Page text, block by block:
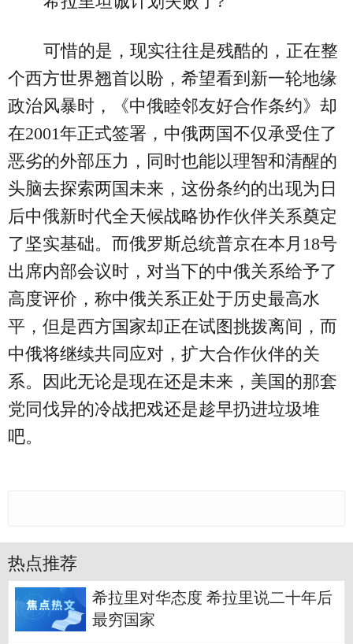
可惜的是，现实往往是残酷的，正在整
个西方世界翘首以盼，希望看到新一轮地缘
政治风暴时，《中俄睦邻友好合作条约》却
在2001年正式签署，中俄两国不仅承受住了
恶劣的外部压力，同时也能以理智和清醒的
头脑去探索两国未来，这份条约的出现为日
后中俄新时代全天候战略协作伙伴关系奠定
了坚实基础。而俄罗斯总统普京在本月18号
出席内部会议时，对当下的中俄关系给予了
高度评价，称中俄关系正处于历史最高水
平，但是西方国家却正在试图挑拨离间，而
中俄将继续共同应对，扩大合作伙伴的关
系。因此无论是现在还是未来，美国的那套
党同伐异的冷战把戏还是趁早扔进垃圾堆
吧。
热点推荐
希拉里对华态度 希拉里说二十年后
最穷国家